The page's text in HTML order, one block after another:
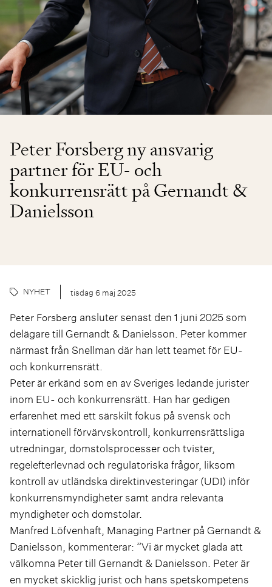
Peter Forsberg ny ansvarig
partner för EU- och
konkurrensrätt på Gernandt &
Danielsson
NYHET tisdag 6 maj 2025
Peter Forsberg ansluter senast den 1 juni 2025 som
delägare till Gernandt & Danielsson. Peter kommer
närmast från Snellman där han lett teamet för EU-
och konkurrensrätt.
Peter är erkänd som en av Sveriges ledande jurister
inom EU- och konkurrensrätt. Han har gedigen
erfarenhet med ett särskilt fokus på svensk och
internationell förvärvskontroll, konkurrensrättsliga
utredningar, domstolsprocesser och tvister,
regelefterlevnad och regulatoriska frågor, liksom
kontroll av utländska direktinvesteringar (UDI) inför
konkurrensmyndigheter samt andra relevanta
myndigheter och domstolar.
Manfred Löfvenhaft, Managing Partner på Gernandt &
Danielsson, kommenterar: ”Vi är mycket glada att
välkomna Peter till Gernandt & Danielsson. Peter är
en mycket skicklig jurist och hans spetskompetens